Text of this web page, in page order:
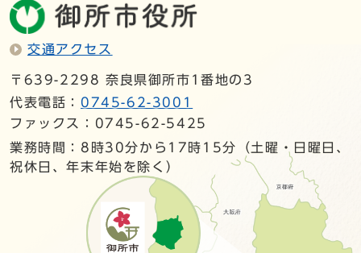
交通アクセス
〒639-2298 奈良県御所市1番地の3
代表電話： 0745-62-3001
ファックス：0745-62-5425
業務時間：8時30分から17時15分（土曜・日曜日、
祝休日、年末年始を除く）